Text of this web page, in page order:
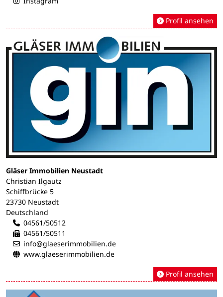
Profil ansehen
Gläser Immobilien Neustadt
Christian Ilgautz
Schiffbrücke 5
23730 Neustadt
Deutschland
04561/50512
04561/50511
info@glaeserimmobilien.de
www.glaeserimmobilien.de
Profil ansehen